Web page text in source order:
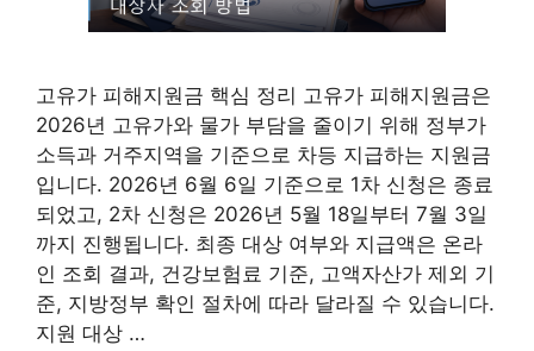
고유가 피해지원금 핵심 정리 고유가 피해지원금은
2026년 고유가와 물가 부담을 줄이기 위해 정부가
소득과 거주지역을 기준으로 차등 지급하는 지원금
입니다. 2026년 6월 6일 기준으로 1차 신청은 종료
되었고, 2차 신청은 2026년 5월 18일부터 7월 3일
까지 진행됩니다. 최종 대상 여부와 지급액은 온라
인 조회 결과, 건강보험료 기준, 고액자산가 제외 기
준, 지방정부 확인 절차에 따라 달라질 수 있습니다.
지원 대상 …